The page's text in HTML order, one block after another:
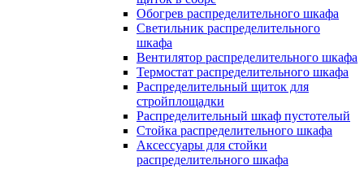
Обогрев распределительного шкафа
Светильник распределительного
шкафа
Вентилятор распределительного шкафа
Термостат распределительного шкафа
Распределительный щиток для
стройплощадки
Распределительный шкаф пустотелый
Стойка распределительного шкафа
Аксессуары для стойки
распределительного шкафа